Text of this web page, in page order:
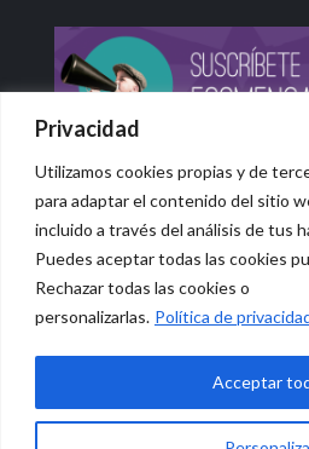
Privacidad
Utilizamos cookies propias y de
para adaptar el contenido del sitio
incluido a través del análisis de tus
Puedes aceptar todas las cookies
Rechazar todas las cookies o
personalizarlas. Política de
Acceptar
© 2026 Vidasana | All
Aviso legal
Política
Política de